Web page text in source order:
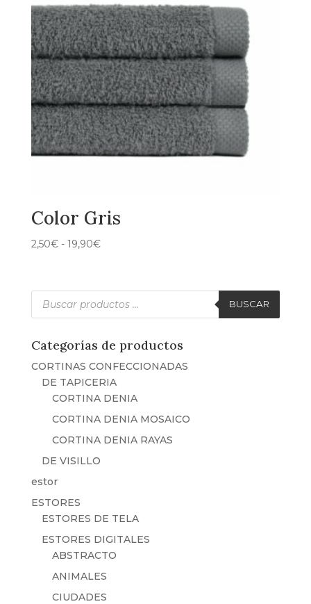
34,90€
Color Gris
2,50€ - 19,90€Rango
desde
2,50€
19,90€
Búsqueda
productos
BUSCAR
Categorías de productos
CORTINAS CONFECCIONADAS
DE TAPICERIA
CORTINA DENIA
CORTINA DENIA MOSAICO
CORTINA DENIA RAYAS
DE VISILLO
estor
ESTORES
ESTORES DE TELA
ESTORES DIGITALES
ABSTRACTO
ANIMALES
CIUDADES